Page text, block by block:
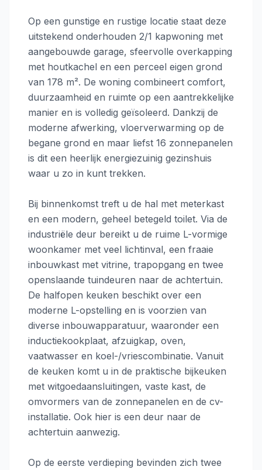
Op een gunstige en rustige locatie staat deze
uitstekend onderhouden 2/1 kapwoning met
aangebouwde garage, sfeervolle overkapping
met houtkachel en een perceel eigen grond
van 178 m². De woning combineert comfort,
duurzaamheid en ruimte op een aantrekkelijke
manier en is volledig geïsoleerd. Dankzij de
moderne afwerking, vloerverwarming op de
begane grond en maar liefst 16 zonnepanelen
is dit een heerlijk energiezuinig gezinshuis
waar u zo in kunt trekken.
Bij binnenkomst treft u de hal met meterkast
en een modern, geheel betegeld toilet. Via de
industriële deur bereikt u de ruime L-vormige
woonkamer met veel lichtinval, een fraaie
inbouwkast met vitrine, trapopgang en twee
openslaande tuindeuren naar de achtertuin.
De halfopen keuken beschikt over een
moderne L-opstelling en is voorzien van
diverse inbouwapparatuur, waaronder een
inductiekookplaat, afzuigkap, oven,
vaatwasser en koel-/vriescombinatie. Vanuit
de keuken komt u in de praktische bijkeuken
met witgoedaansluitingen, vaste kast, de
omvormers van de zonnepanelen en de cv-
installatie. Ook hier is een deur naar de
achtertuin aanwezig.
Op de eerste verdieping bevinden zich twee